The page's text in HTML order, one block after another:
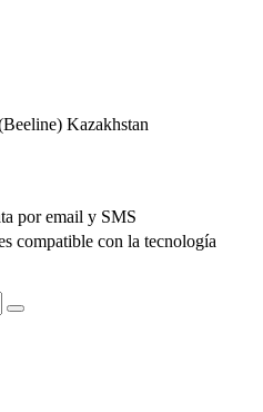
Kazakhstan
por email y SMS
compatible con la tecnología